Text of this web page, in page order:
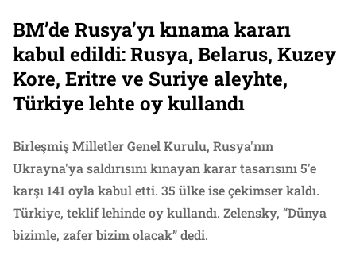
BM’de Rusya’yı kınama kararı
kabul edildi: Rusya, Belarus, Kuzey
Kore, Eritre ve Suriye aleyhte,
Türkiye lehte oy kullandı
Birleşmiş Milletler Genel Kurulu, Rusya'nın
Ukrayna'ya saldırısını kınayan karar tasarısını 5'e
karşı 141 oyla kabul etti. 35 ülke ise çekimser kaldı.
Türkiye, teklif lehinde oy kullandı. Zelensky, “Dünya
bizimle, zafer bizim olacak” dedi.